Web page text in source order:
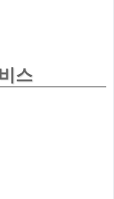
스